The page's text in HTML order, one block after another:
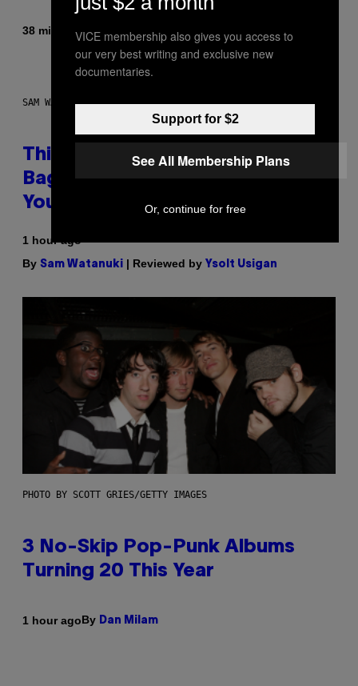
38 minutes ago Caleb Catlin
SAM WATANUKI FOR VICE
This Discreet Lockable Sex Toy
Bag Is the Nightstand Upgrade
Your Play Drawer Needs
1 hour ago
By Sam Watanuki | Reviewed by Ysolt Usigan
PHOTO BY SCOTT GRIES/GETTY IMAGES
3 No-Skip Pop-Punk Albums
Turning 20 This Year
1 hour agoBy Dan Milam
VICE membership also gives you access to
our very best writing and exclusive new
documentaries.
Support for $2
See All Membership Plans
Or, continue for free